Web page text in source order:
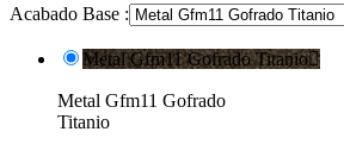
Acabado Base :
Metal Gfm11 Gofrado Titanio
Metal Gfm11 Gofrado
Titanio